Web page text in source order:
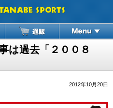
は過去「２００８
2012年10月20日